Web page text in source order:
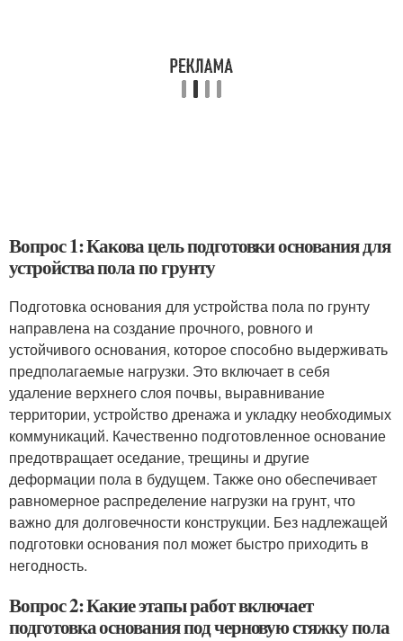
Вопрос 1: Какова цель подготовки основания для
устройства пола по грунту
Подготовка основания для устройства пола по грунту
направлена на создание прочного, ровного и
устойчивого основания, которое способно выдерживать
предполагаемые нагрузки. Это включает в себя
удаление верхнего слоя почвы, выравнивание
территории, устройство дренажа и укладку необходимых
коммуникаций. Качественно подготовленное основание
предотвращает оседание, трещины и другие
деформации пола в будущем. Также оно обеспечивает
равномерное распределение нагрузки на грунт, что
важно для долговечности конструкции. Без надлежащей
подготовки основания пол может быстро приходить в
негодность.
Вопрос 2: Какие этапы работ включает
подготовка основания под черновую стяжку пола